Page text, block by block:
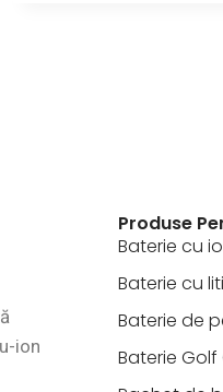
ion
Produse
Baterie cu
Baterie cu
Baterie de
Baterie Golf